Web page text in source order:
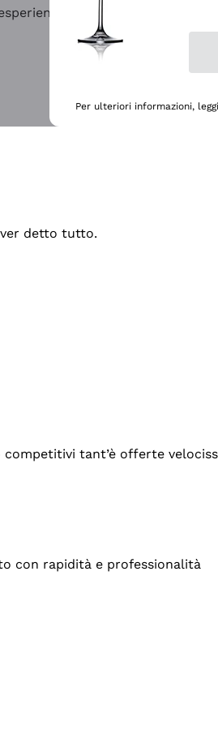
buona e lo consiglio! 👍
detto tutto.
tant’è offerte
con rapidità e professionalità
Per ulteriori informazioni,